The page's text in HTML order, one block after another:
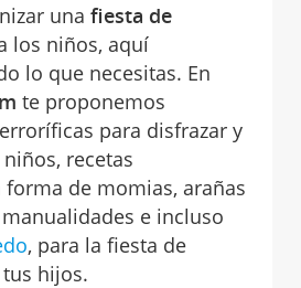
unafiesta de
los niños, aquí
lo que necesitas. En
te proponemos
para disfrazar y
recetas
de momias, arañas
e incluso
, para la fiesta de
hijos.